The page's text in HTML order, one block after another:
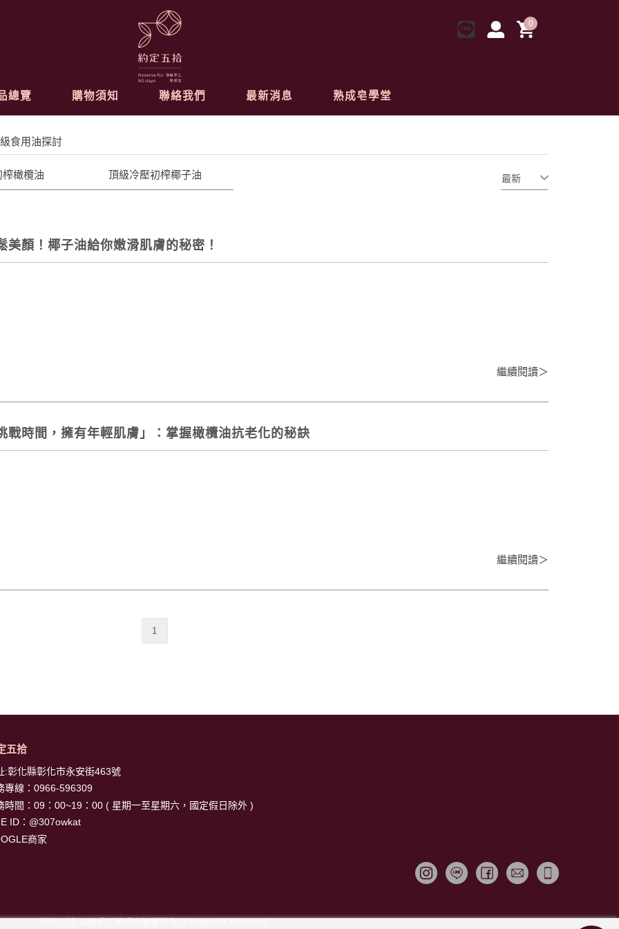
0
總覽 購物須知 聯絡我們 最新消息 熟成皂學堂
食用油探討
橄欖油 頂級冷壓初榨椰子油
美顏！椰子油給你嫩滑肌膚的秘密！
繼續閱讀＞
戰時間，擁有年輕肌膚」：掌握橄欖油抗老化的秘訣
繼續閱讀＞
1
五拾
:彰化縣彰化市永安街463號
專線： 0966-596309
時間：09：00~19：00 ( 星期一至星期六，國定假日除外 )
ID： @307owkat
商家
約定五拾-頂級手工熟成皂版權所有 © copyright Reserved.